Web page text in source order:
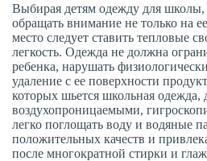
Выбирая детям одежду для
обращать внимание не только на
место следует ставить тепловые
легкость. Одежда не должна
ребенка, нарушать
удаление с ее поверхности
которых шьется школьная
воздухопроницаемыми,
легко поглощать воду и водяные
положительных качеств и
после многократной стирки и